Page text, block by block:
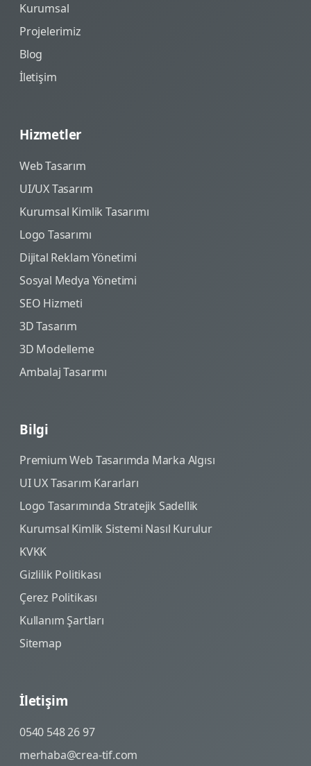
Kurumsal
Projelerimiz
Blog
İletişim
Hizmetler
Web Tasarım
UI/UX Tasarım
Kurumsal Kimlik Tasarımı
Logo Tasarımı
Dijital Reklam Yönetimi
Sosyal Medya Yönetimi
SEO Hizmeti
3D Tasarım
3D Modelleme
Ambalaj Tasarımı
Bilgi
Premium Web Tasarımda Marka Algısı
UI UX Tasarım Kararları
Logo Tasarımında Stratejik Sadellik
Kurumsal Kimlik Sistemi Nasıl Kurulur
KVKK
Gizlilik Politikası
Çerez Politikası
Kullanım Şartları
Sitemap
İletişim
0540 548 26 97
merhaba@crea-tif.com